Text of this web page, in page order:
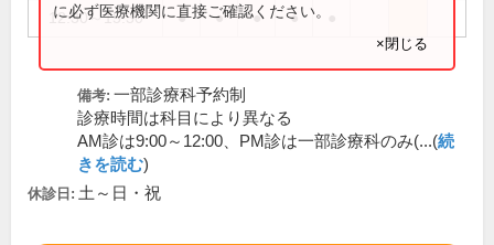
12:30～15:30 ● ● ● ●
に必ず医療機関に直接ご確認ください。
×閉じる
備考: 一部診療科予約制
診療時間は科目により異なる
AM診は9:00～12:00、PM診は一部診療科のみ(...(続
きを読む)
休診日: 土～日・祝